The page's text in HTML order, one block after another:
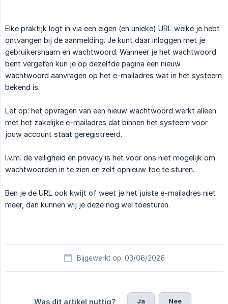
Elke praktijk logt in via een eigen (en unieke) URL welke je hebt
ontvangen bij de aanmelding. Je kunt daar inloggen met je
gebruikersnaam en wachtwoord. Wanneer je het wachtwoord
bent vergeten kun je op dezelfde pagina een nieuw
wachtwoord aanvragen op het e-mailadres wat in het systeem
bekend is.
Let op: het opvragen van een nieuw wachtwoord werkt alleen
met het zakelijke e-mailadres dat binnen het systeem voor
jouw account staat geregistreerd.
I.v.m. de veiligheid en privacy is het voor ons niet mogelijk om
wachtwoorden in te zien en zelf opnieuw toe te sturen.
Ben je de URL ook kwijt of weet je het juiste e-mailadres niet
meer, dan kunnen wij je deze nog wel toesturen.
Bijgewerkt op: 03/06/2026
Was dit artikel nuttig? Ja Nee